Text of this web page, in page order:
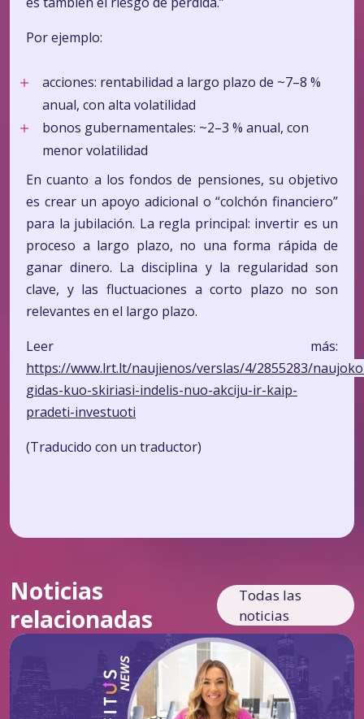
Por ejemplo:
acciones: rentabilidad a largo plazo de ~7–8 %
anual, con alta volatilidad
bonos gubernamentales: ~2–3 % anual, con
menor volatilidad
En cuanto a los fondos de pensiones, su objetivo
es crear un apoyo adicional o “colchón financiero”
para la jubilación. La regla principal: invertir es un
proceso a largo plazo, no una forma rápida de
ganar dinero. La disciplina y la regularidad son
clave, y las fluctuaciones a corto plazo no son
relevantes en el largo plazo.
Leer más:
https://www.lrt.lt/naujienos/verslas/4/2855283/
gidas-kuo-skiriasi-indelis-nuo-akciju-ir-kaip-
pradeti-investuoti
(Traducido con un traductor)
Noticias
relacionadas
Todas las
noticias